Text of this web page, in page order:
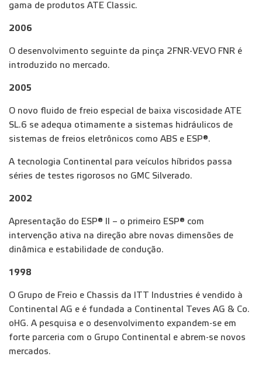
gama de produtos ATE Classic.
2006
O desenvolvimento seguinte da pinça 2FNR-VEVO FNR é
introduzido no mercado.
2005
O novo fluido de freio especial de baixa viscosidade ATE
SL.6 se adequa otimamente a sistemas hidráulicos de
sistemas de freios eletrônicos como ABS e ESP®.
A tecnologia Continental para veículos híbridos passa
séries de testes rigorosos no GMC Silverado.
2002
Apresentação do ESP® II – o primeiro ESP® com
intervenção ativa na direção abre novas dimensões de
dinâmica e estabilidade de condução.
1998
O Grupo de Freio e Chassis da ITT Industries é vendido à
Continental AG e é fundada a Continental Teves AG & Co.
oHG. A pesquisa e o desenvolvimento expandem-se em
forte parceria com o Grupo Continental e abrem-se novos
mercados.